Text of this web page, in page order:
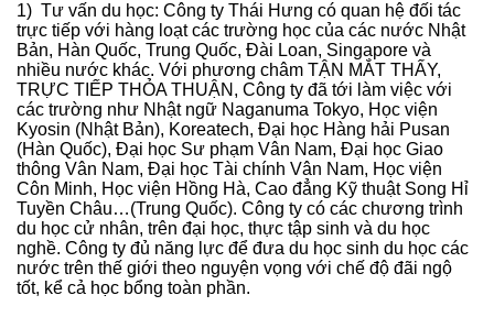
1) Tư vấn du học: Công ty Thái Hưng có quan hệ đối tác
trực tiếp với hàng loạt các trường học của các nước Nhật
Bản, Hàn Quốc, Trung Quốc, Đài Loan, Singapore và
nhiều nước khác. Với phương châm TẬN MẮT THẤY,
TRỰC TIẾP THỎA THUẬN, Công ty đã tới làm việc với
các trường như Nhật ngữ Naganuma Tokyo, Học viện
Kyosin (Nhật Bản), Koreatech, Đại học Hàng hải Pusan
(Hàn Quốc), Đại học Sư phạm Vân Nam, Đại học Giao
thông Vân Nam, Đại học Tài chính Vân Nam, Học viện
Côn Minh, Học viện Hồng Hà, Cao đẳng Kỹ thuật Song Hỉ
Tuyền Châu…(Trung Quốc). Công ty có các chương trình
du học cử nhân, trên đại học, thực tập sinh và du học
nghề. Công ty đủ năng lực để đưa du học sinh du học các
nước trên thế giới theo nguyện vọng với chế độ đãi ngộ
tốt, kể cả học bổng toàn phần.